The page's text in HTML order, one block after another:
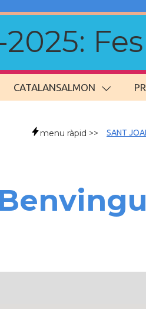
CATALANSALMON
menu ràpid >> SANT